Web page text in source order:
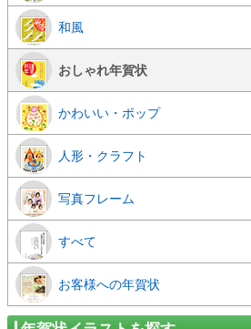
和風
おしゃれ年賀状
かわいい・ポップ
人形・クラフト
写真フレーム
すべて
お客様への年賀状